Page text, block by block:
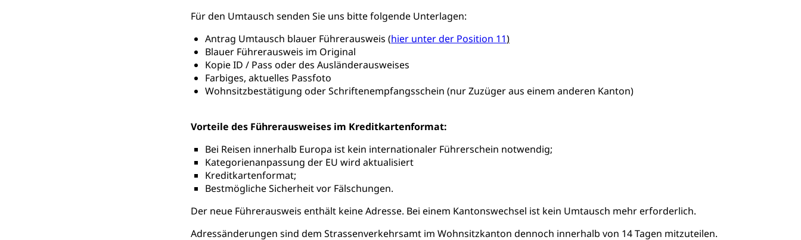
Für den Umtausch senden Sie uns bitte folgende Unterlagen:
Antrag Umtausch blauer Führerausweis (hier unter der Position 11)
Blauer Führerausweis im Original
Kopie ID / Pass oder des Ausländerausweises
Farbiges, aktuelles Passfoto
Wohnsitzbestätigung oder Schriftenempfangsschein (nur Zuzüger aus einem anderen Kanton)
Vorteile des Führerausweises im Kreditkartenformat:
Bei Reisen innerhalb Europa ist kein internationaler Führerschein notwendig;
Kategorienanpassung der EU wird aktualisiert
Kreditkartenformat;
Bestmögliche Sicherheit vor Fälschungen.
Der neue Führerausweis enthält keine Adresse. Bei einem Kantonswechsel ist kein Umtausch mehr erforderlich.
Adressänderungen sind dem Strassenverkehrsamt im Wohnsitzkanton dennoch innerhalb von 14 Tagen mitzuteilen.